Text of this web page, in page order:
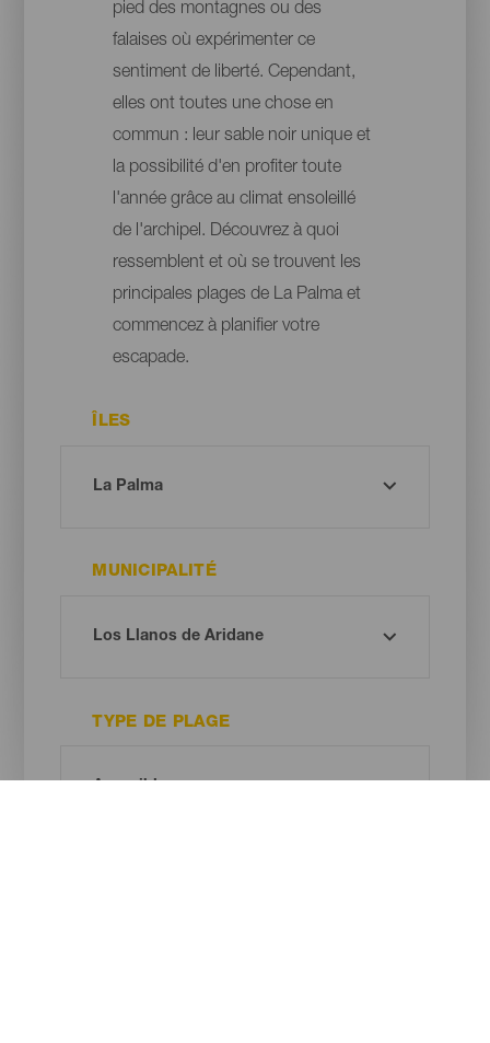
pied des montagnes ou des
falaises où expérimenter ce
sentiment de liberté. Cependant,
elles ont toutes une chose en
commun : leur sable noir unique et
la possibilité d'en profiter toute
l'année grâce au climat ensoleillé
de l'archipel. Découvrez à quoi
ressemblent et où se trouvent les
principales plages de La Palma et
commencez à planifier votre
escapade.
ÎLES
MUNICIPALITÉ
TYPE DE PLAGE